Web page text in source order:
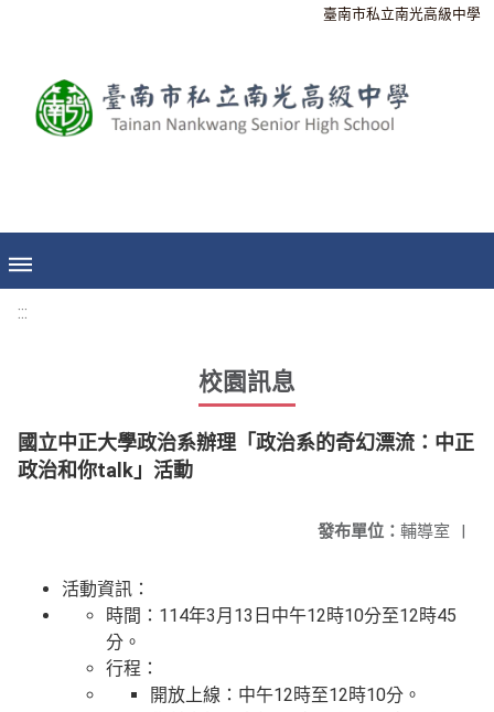
臺南市私立南光高級中學
:::
校園訊息
國立中正大學政治系辦理「政治系的奇幻漂流：中正
政治和你talk」活動
發布單位： 輔導室 |
活動資訊：
時間：114年3月13日中午12時10分至12時45
分。
行程：
開放上線：中午12時至12時10分。